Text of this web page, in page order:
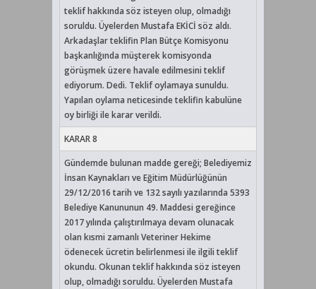
teklif hakkında söz isteyen olup, olmadığı
soruldu. Üyelerden Mustafa EKİCİ söz aldı.
Arkadaşlar teklifin Plan Bütçe Komisyonu
başkanlığında müşterek komisyonda
görüşmek üzere havale edilmesini teklif
ediyorum. Dedi. Teklif oylamaya sunuldu.
Yapılan oylama neticesinde teklifin kabulüne
oy birliği ile karar verildi.
KARAR 8
Gündemde bulunan madde gereği; Belediyemiz
İnsan Kaynakları ve Eğitim Müdürlüğünün
29/12/2016 tarih ve 132 sayılı yazılarında 5393
Belediye Kanununun 49. Maddesi gereğince
2017 yılında çalıştırılmaya devam olunacak
olan kısmi zamanlı Veteriner Hekime
ödenecek ücretin belirlenmesi ile ilgili teklif
okundu. Okunan teklif hakkında söz isteyen
olup, olmadığı soruldu. Üyelerden Mustafa